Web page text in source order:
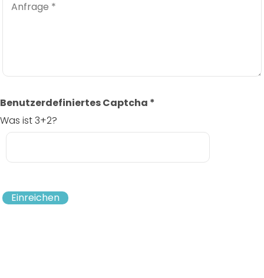
Benutzerdefiniertes Captcha *
Was ist 3+2?
Einreichen